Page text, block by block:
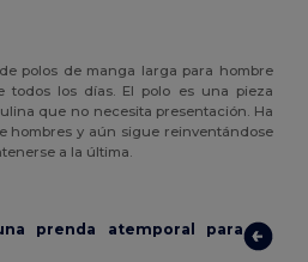
polos de manga larga para hombre
todos los días. El polo es una pieza
que no necesita presentación. Ha
hombres y aún sigue reinventándose
a la última.
prenda atemporal para